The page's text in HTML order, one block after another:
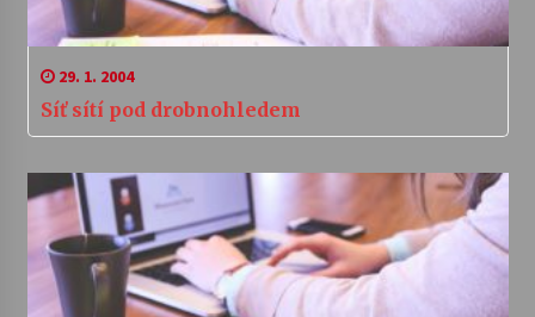
29. 1. 2004
Síť sítí pod drobnohledem